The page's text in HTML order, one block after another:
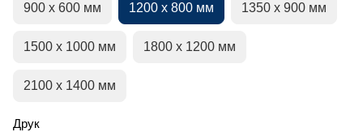
900 х 600 мм 1200 х 800 мм 1350 х 900 мм
1500 х 1000 мм 1800 х 1200 мм
2100 х 1400 мм
Друк